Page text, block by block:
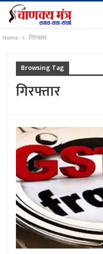
Home गिरफ्तार
Browsing Tag
गिरफ्तार